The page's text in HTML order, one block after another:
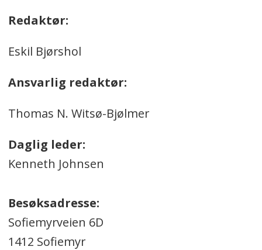
Redaktør:
Eskil Bjørshol
Ansvarlig redaktør:
Thomas N. Witsø-Bjølmer
Daglig leder:
Kenneth Johnsen
Besøksadresse:
Sofiemyrveien 6D
1412 Sofiemyr